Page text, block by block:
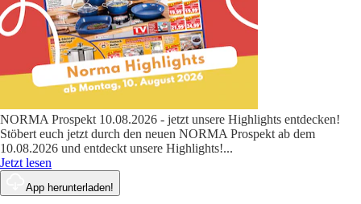
NORMA Prospekt 10.08.2026 - jetzt unsere Highlights entdecken!
Stöbert euch jetzt durch den neuen NORMA Prospekt ab dem
10.08.2026 und entdeckt unsere Highlights!...
Jetzt lesen
App herunterladen!